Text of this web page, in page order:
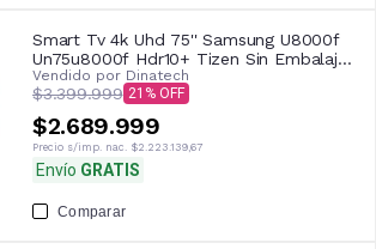
Smart Tv 4k Uhd 75'' Samsung U8000f
Un75u8000f Hdr10+ Tizen Sin Embalaje
Adicional
Vendido por Dinatech
$3.399.999 21
$2.689.999
Precio s/imp. nac. $2.223.139,67
Envío GRATIS
Comparar